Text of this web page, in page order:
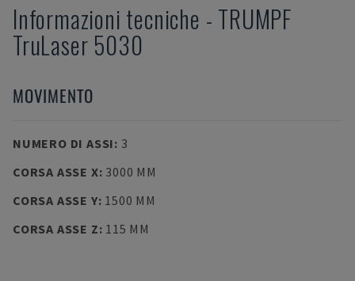
Informazioni tecniche - TRUMPF
TruLaser 5030
MOVIMENTO
NUMERO DI ASSI: 3
CORSA ASSE X: 3000 MM
CORSA ASSE Y: 1500 MM
CORSA ASSE Z: 115 MM